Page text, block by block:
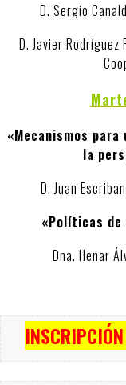
D. Sergio
D. Javier Rodríguez
«Mecanismos
la
D. Juan
«Políticas
Dna. Henar